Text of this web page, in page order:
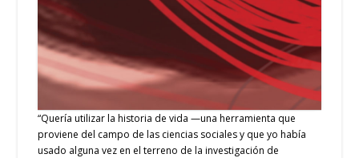
“Quería utilizar la historia de vida —una herramienta que
proviene del campo de las ciencias sociales y que yo había
usado alguna vez en el terreno de la investigación de